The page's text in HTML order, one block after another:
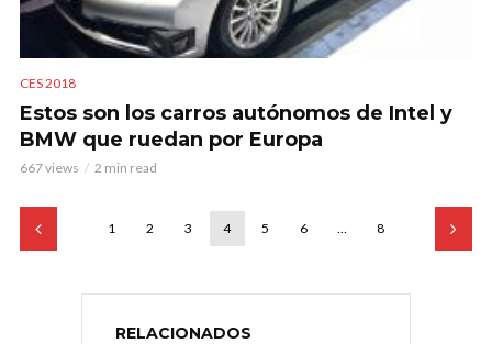
CES 2018
Estos son los carros autónomos de Intel y
BMW que ruedan por Europa
667 views 2 min read
1 2 3 4 5 6 … 8
RELACIONADOS